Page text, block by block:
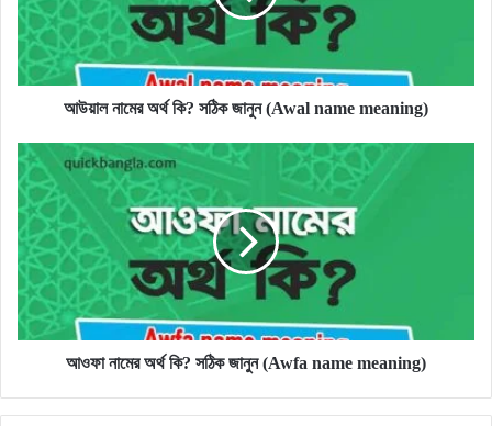
জানুন
(Awal
name
meaning)
আউয়াল নামের অর্থ কি? সঠিক জানুন (Awal name meaning)
আওফা
নামের
অর্থ
কি?
সঠিক
জানুন
(Awfa
name
meaning)
আওফা নামের অর্থ কি? সঠিক জানুন (Awfa name meaning)